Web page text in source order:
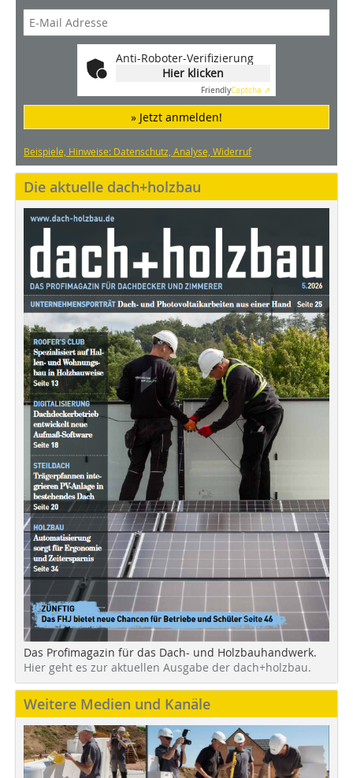
Anti-Roboter-Verifizierung
Hier klicken
FriendlyCaptcha ⇗
» Jetzt anmelden!
Beispiele, Hinweise: Datenschutz, Analyse, Widerruf
Die aktuelle dach+holzbau
Das Profimagazin für das Dach- und Holzbauhandwerk.
Hier geht es zur aktuellen Ausgabe der dach+holzbau.
Weitere Medien und Kanäle